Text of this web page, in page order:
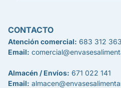
CONTACTO
Atención comercial: 683 312 363
Email:
Almacén / Envíos: 671 022 141
Email: